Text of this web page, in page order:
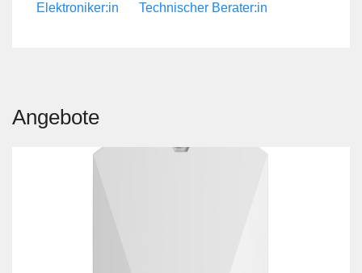
Elektroniker:in Technischer Berater:in
Angebote